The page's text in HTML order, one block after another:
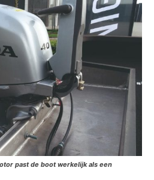
past de boot werkelijk als een